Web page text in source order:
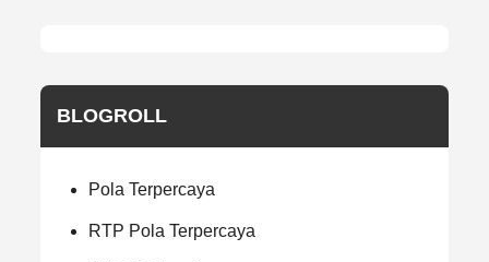
BLOGROLL
Pola Terpercaya
RTP Pola Terpercaya